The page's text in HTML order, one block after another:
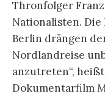
kann. Während im
wenn auch mit
Kafka
mitel sueñoin
Schlaf der
indessen sehr